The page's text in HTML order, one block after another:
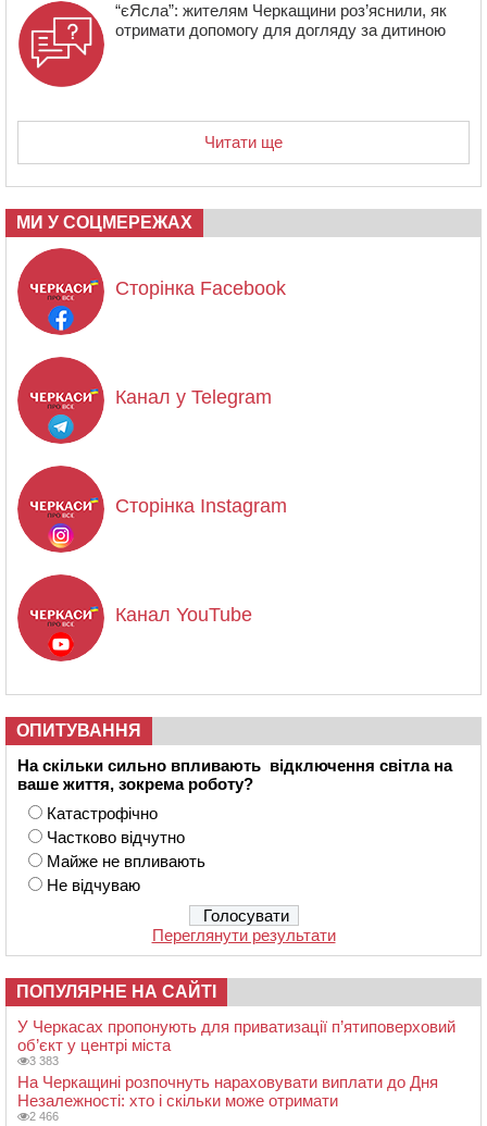
“єЯсла”: жителям Черкащини роз’яснили, як
отримати допомогу для догляду за дитиною
Читати ще
МИ У СОЦМЕРЕЖАХ
Сторінка Facebook
Канал у Telegram
Сторінка Instagram
Канал YouTube
ОПИТУВАННЯ
На скільки сильно впливають відключення світла на
ваше життя, зокрема роботу?
Катастрофічно
Частково відчутно
Майже не впливають
Не відчуваю
Переглянути результати
ПОПУЛЯРНЕ НА САЙТІ
У Черкасах пропонують для приватизації п’ятиповерховий
об’єкт у центрі міста
3 383
На Черкащині розпочнуть нараховувати виплати до Дня
Незалежності: хто і скільки може отримати
2 466